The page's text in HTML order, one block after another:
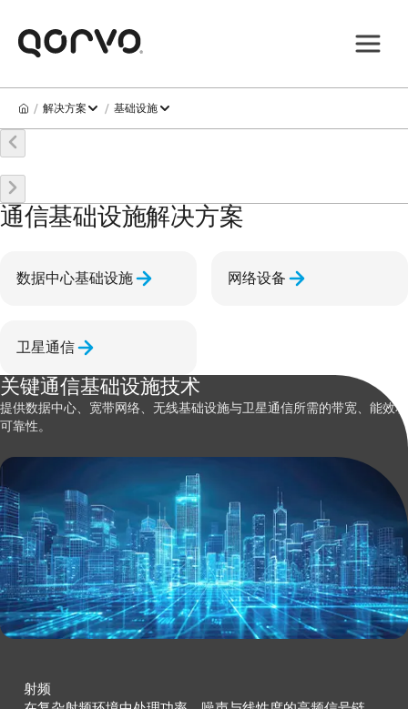
/ 解决方案 / 基础设施
通信基础设施解决方案
数据中心基础设施 网络设备
卫星通信
关键通信基础设施技术
提供数据中心、宽带网络、无线基础设施与卫星通信所需的带宽、能效和
可靠性。
射频